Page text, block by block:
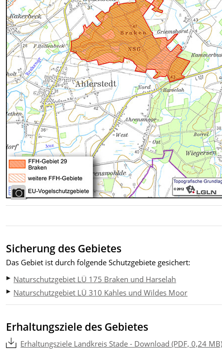
Sicherung des Gebietes
Das Gebiet ist durch folgende Schutzgebiete gesichert:
Naturschutzgebiet LÜ 175 Braken und Harselah
Naturschutzgebiet LÜ 310 Kahles und Wildes Moor
Erhaltungsziele des Gebietes
Erhaltungsziele Landkreis Stade - Download (PDF, 0,24